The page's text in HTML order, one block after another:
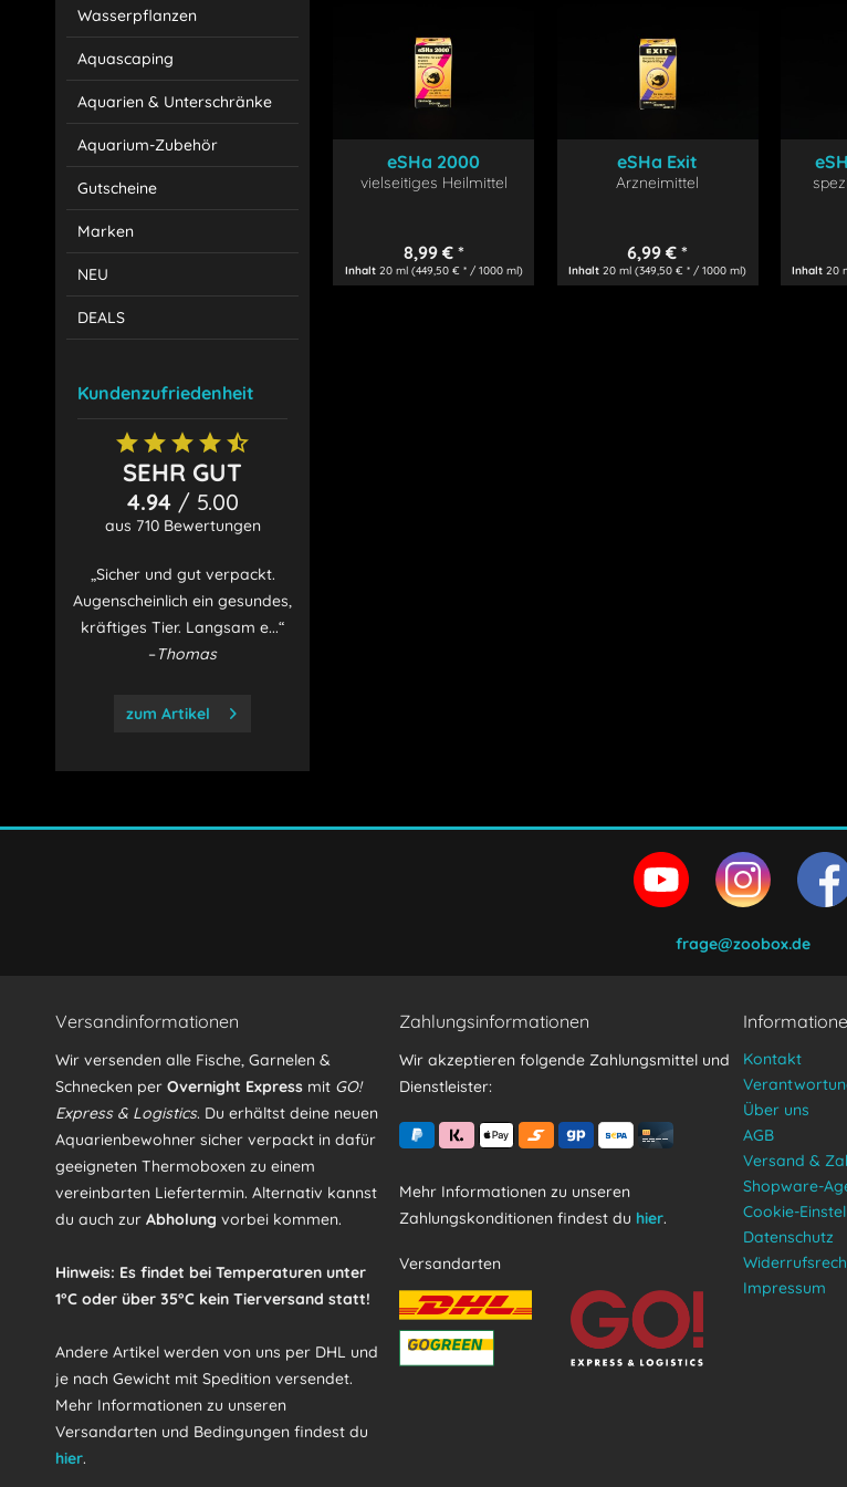
Wasserpflanzen
Aquascaping
Aquarien & Unterschränke
Aquarium-Zubehör
Gutscheine
Marken
NEU
DEALS
Kundenzufriedenheit
SEHR GUT
4.94/ 5.00
aus 710 Bewertungen
„Sicher und gut verpackt.
Augenscheinlich ein gesundes,
kräftiges Tier. Langsam e...“
–Thomas
zum Artikel
eSHa 2000
vielseitiges Heilmittel
8,99 € *
Inhalt 20 ml (449,50 € * / 1000 ml)
eSHa Exit
Arzneimittel
6,99 € *
Inhalt20 ml(349,50 € * / 1000 ml) Inhalt20
frage@zoobox.de
Versandinformationen
Wir versenden alle Fische, Garnelen &
Schnecken per Overnight Express mit GO!
Express & Logistics. Du erhältst deine neuen
Aquarienbewohner sicher verpackt in dafür
geeigneten Thermoboxen zu einem
vereinbarten Liefertermin. Alternativ kannst
du auch zur Abholung vorbei kommen.
Hinweis: Es findet bei Temperaturen unter
1°C oder über 35°C kein Tierversand statt!
Andere Artikel werden von uns per DHL und
je nach Gewicht mit Spedition versendet.
Mehr Informationen zu unseren
Versandarten und Bedingungen findest du
hier.
Zahlungsinformationen
Wir akzeptieren folgende Zahlungsmittel und
Dienstleister:
Mehr Informationen zu unseren
Zahlungskonditionen findest du hier.
Versandarten
Kontakt
Über uns
AGB
Versand &
Shopware-
Cookie-
Datenschutz
Impressum